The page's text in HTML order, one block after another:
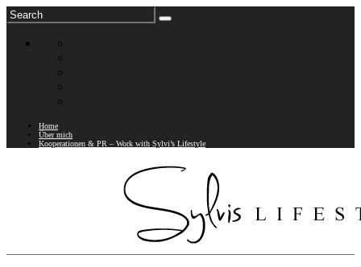
Home
Über mich
Kooperationen & PR – Work with Sylvi’s Lifestyle